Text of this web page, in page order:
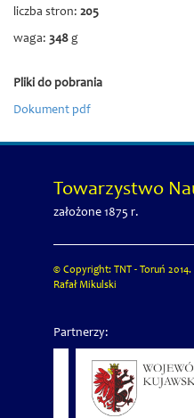
liczba stron: 205
waga: 348 g
Pliki do pobrania
Dokument pdf
Towarzystwo
założone 1875 r.
© Copyright: TNT - Toruń
Rafał Mikulski
Partnerzy: